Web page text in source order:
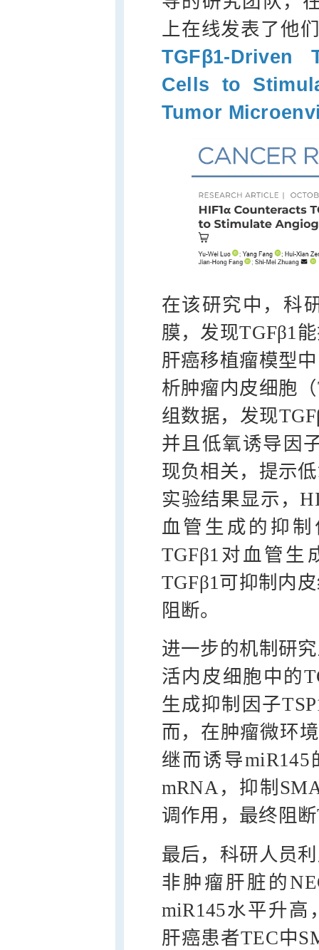
上在线发表了他
TGFβ1-Driven
Cells to
Tumor
在该研究中，科
膜，发现TGFβ1
肝癌移植瘤模型
析肿瘤内皮细胞
组数据，发现
并且低氧诱导因
现负相关，提示
实验结果显示，
血管生成的抑
TGFβ1对血管生
TGFβ1可抑制内
阻断。
进一步的机制研
活内皮细胞中的
生成抑制因子
而，在肿瘤微环
继而诱导
mRNA，抑制
调作用，最终阻
最后，科研人员
非肿瘤肝脏的
miR145水平升高
肝癌患者TEC中